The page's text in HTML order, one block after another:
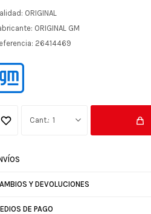
ORIGINAL
ORIGINAL GM
26414469
1
Y DEVOLUCIONES
DE PAGO